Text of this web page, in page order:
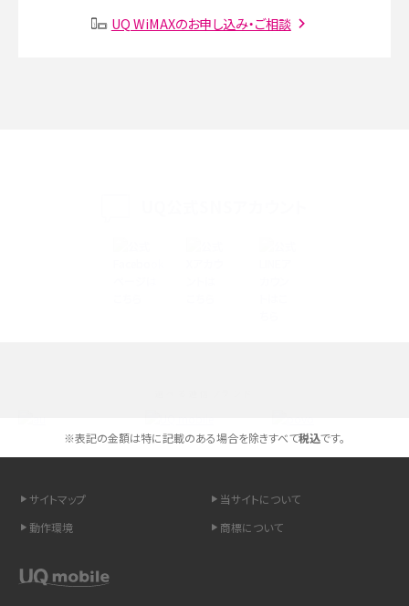
SMSとは？料金やできること、注意点や届かない時の対処法を解説
高校生にスマホ制限は必要？所持率やメリット・デメリットを詳しく紹介
スマホのネット通信速度が遅い原因は？すぐできる対処法や見直すポイントを解
を解説
UQ WiMAXのお申し込み・ご相談
※表記の金額は特に記載のある場合を除きすべて税込です。
サイトマップ
当サイトについて
動作環境
商標について